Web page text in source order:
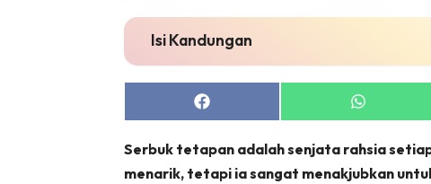
Isi Kandungan
Share
on
Share
on
Serbuk tetapan adalah senjata rahsia
menarik, tetapi ia sangat menakjubkan